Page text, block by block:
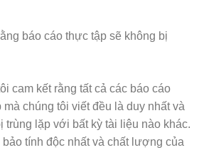
báo cáo thực tập sẽ không bị
cam kết rằng tất cả các báo cáo
mà chúng tôi viết đều là duy nhất và
trùng lặp với bất kỳ tài liệu nào khác.
tính độc nhất và chất lượng của